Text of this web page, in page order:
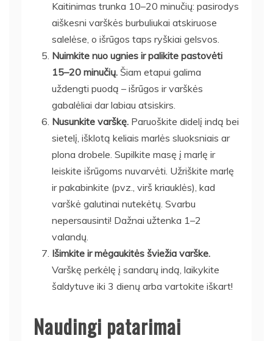
Kaitinimas trunka 10–20 minučių: pasirodys
aiškesni varškės burbuliukai atskiruose
salelėse, o išrūgos taps ryškiai gelsvos.
Nuimkite nuo ugnies ir palikite pastovėti
15–20 minučių. Šiam etapui galima
uždengti puodą – išrūgos ir varškės
gabalėliai dar labiau atsiskirs.
Nusunkite varškę. Paruoškite didelį indą bei
sietelį, išklotą keliais marlės sluoksniais ar
plona drobele. Supilkite masę į marlę ir
leiskite išrūgoms nuvarvėti. Užriškite marlę
ir pakabinkite (pvz., virš kriauklės), kad
varškė galutinai nutekėtų. Svarbu
nepersausinti! Dažnai užtenka 1–2
valandų.
Išimkite ir mėgaukitės šviežia varške.
Varškę perkėlę į sandarų indą, laikykite
šaldytuve iki 3 dienų arba vartokite iškart!
Naudingi patarimai